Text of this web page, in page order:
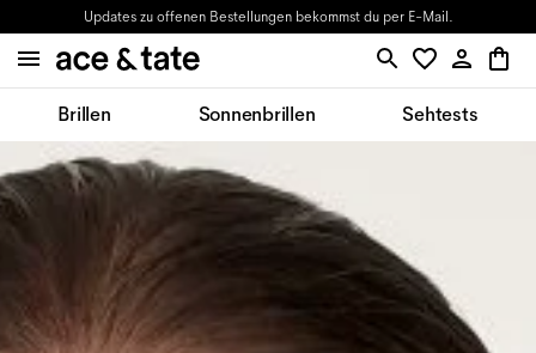
Updates zu offenen Bestellungen bekommst du per E-Mail.
Brillen Sonnenbrillen Sehtests